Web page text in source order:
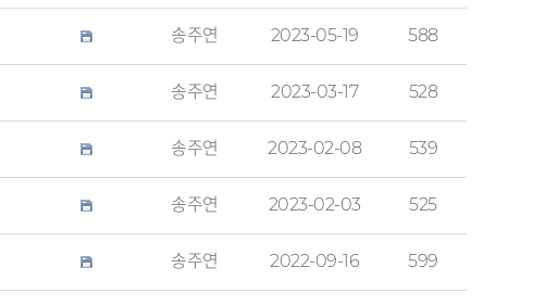
송주연 2023-05-19 588
송주연 2023-03-17 528
송주연 2023-02-08 539
송주연 2023-02-03 525
송주연 2022-09-16 599